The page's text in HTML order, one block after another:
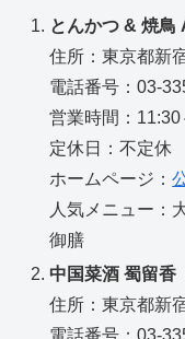
とんかつ & 焼鳥
住所：東京都新
電話番号：03-
営業時間：
定休日：不定休
ホームページ：
人気メニュー：
御膳
中国菜酒 蜀留香
住所：東京都新